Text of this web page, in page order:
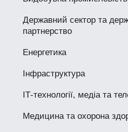
Державний сектор та
партнерство
Енергетика
Інфраструктура
ІТ-технології, медіа та
Медицина та охорона